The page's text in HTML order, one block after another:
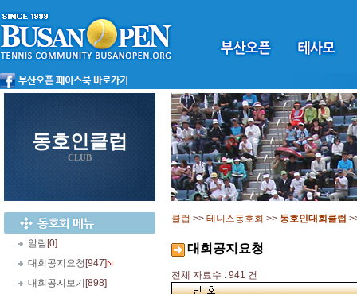
동호인클럽
CLUB
알림 [0]
대회공지요청 [947]
대회공지보기 [898]
클럽 >> 테니스동호회 >> 동호인대회클럽
대회공지요청
전체 자료수 : 941 건